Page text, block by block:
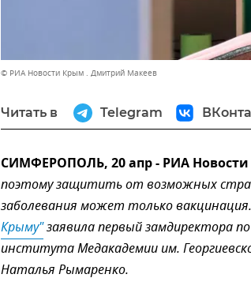
© РИА Новости Крым . Дмитрий Макеев
Читать в Telegram
СИМФЕРОПОЛЬ, 20 апр - РИА
поэтому защитить от возможных
заболевания может только
Крыму"заявила первый замдиректора
института Медакадемии им.
Наталья Рымаренко.